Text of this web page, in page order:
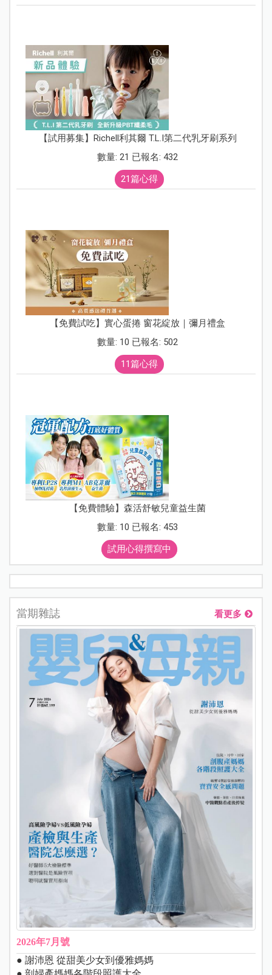
【試用募集】Richell利其爾 T.L.I第二代乳牙刷系列
數量: 21 已報名: 432
21篇心得
【免費試吃】實心蛋捲 窗花綻放｜彌月禮盒
數量: 10 已報名: 502
11篇心得
【免費體驗】森活舒敏兒童益生菌
數量: 10 已報名: 453
試用心得撰寫中
當期雜誌 看更多
2026年7月號
● 謝沛恩 從甜美少女到優雅媽媽